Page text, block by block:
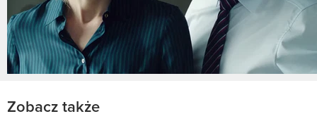
Zobacz także